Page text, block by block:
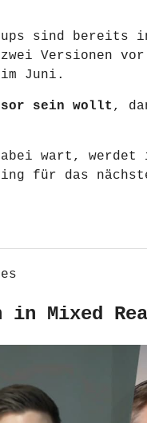
sind bereits
Versionen vor
im Juni.
sein wollt ,
wart, werdet
für das
in Mixed